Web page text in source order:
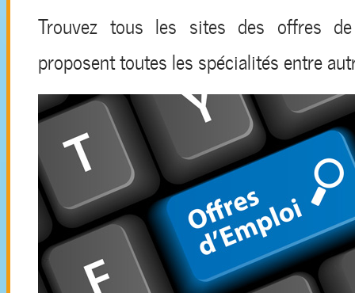
Trouvez tous les sites des offres
proposent toutes les spécialités entre